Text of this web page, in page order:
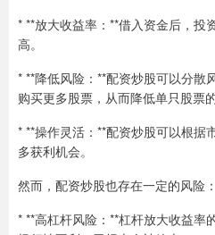
* **放大收益率：**借入资金后，投
高。
* **降低风险：**配资炒股可以分散
购买更多股票，从而降低单只股票的
* **操作灵活：**配资炒股可以根据
多获利机会。
然而，配资炒股也存在一定的风险：
* **高杠杆风险：**杠杆放大收益率